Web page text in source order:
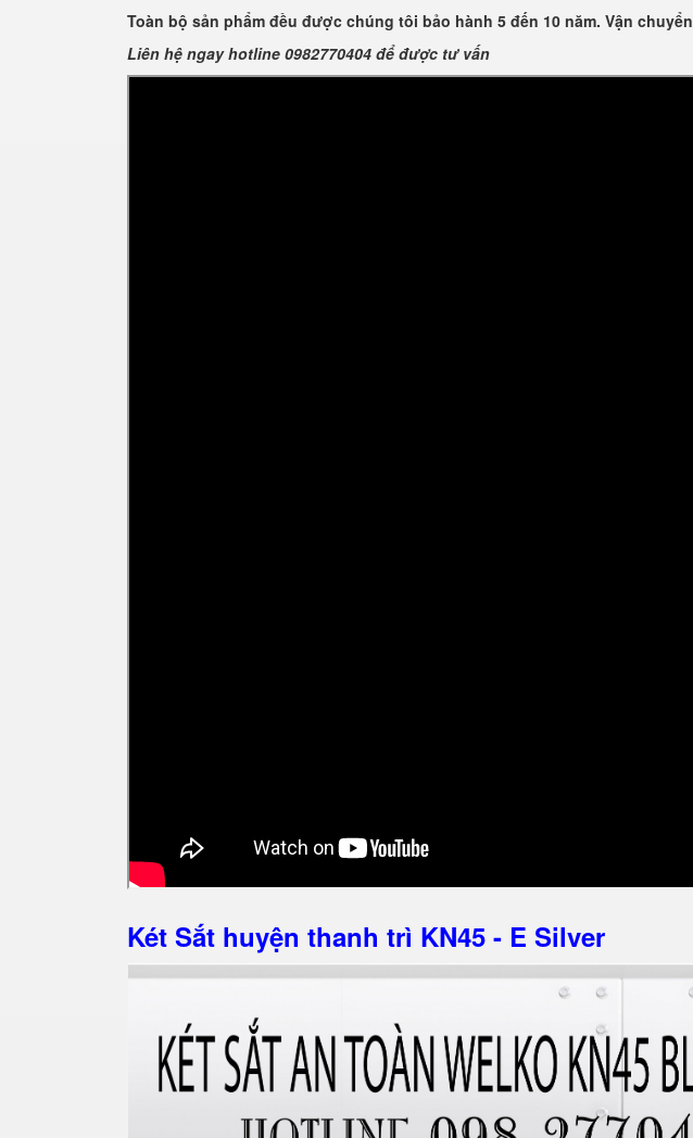
Toàn bộ sản phẩm đều được chúng tôi bảo hành 5 đến 10 năm. Vận
Liên hệ ngay hotline 0982770404 để được tư vấn
Két Sắt huyện thanh trì KN45 - E Silver